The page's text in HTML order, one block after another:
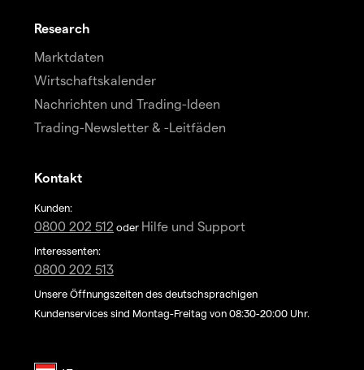
Research
Marktdaten
Wirtschaftskalender
Nachrichten und Trading-Ideen
Trading-Newsletter & -Leitfäden
Kontakt
Kunden:
0800 202 512 oder Hilfe und Support
Interessenten:
0800 202 513
Unsere Öffnungszeiten des deutschsprachigen
Kundenservices sind Montag-Freitag von 08:30-20:00 Uhr.